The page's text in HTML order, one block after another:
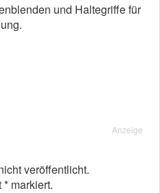
und Haltegriffe für
Anzeige
veröffentlicht.
* markiert.